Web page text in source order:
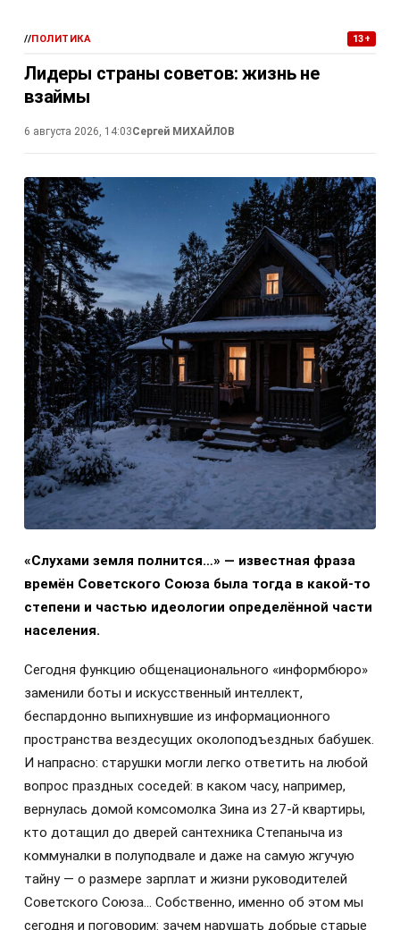
//ПОЛИТИКА 13+
Лидеры страны советов: жизнь не
взаймы
6 августа 2026, 14:03Сергей МИХАЙЛОВ
«Слухами земля полнится…» — известная фраза
времён Советского Союза была тогда в какой-то
степени и частью идеологии определённой части
населения.
Сегодня функцию общенационального «информбюро»
заменили боты и искусственный интеллект,
беспардонно выпихнувшие из информационного
пространства вездесущих околоподъездных бабушек.
И напрасно: старушки могли легко ответить на любой
вопрос праздных соседей: в каком часу, например,
вернулась домой комсомолка Зина из 27-й квартиры,
кто дотащил до дверей сантехника Степаныча из
коммуналки в полуподвале и даже на самую жгучую
тайну — о размере зарплат и жизни руководителей
Советского Союза… Собственно, именно об этом мы
сегодня и поговорим: зачем нарушать добрые старые